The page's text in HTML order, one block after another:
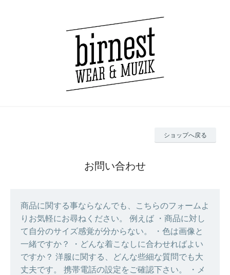
ショップへ戻る
お問い合わせ
商品に関する事ならなんでも、こちらのフォームよ
りお気軽にお尋ねください。 例えば ・商品に対し
て自分のサイズ感覚が分からない。 ・色は画像と
一緒ですか？ ・どんな着こなしに合わせればよい
ですか？ 洋服に関する、どんな些細な質問でも大
丈夫です。 携帯電話の設定をご確認下さい。 ・メ